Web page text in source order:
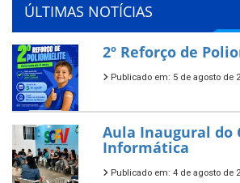
ÚLTIMAS NOTÍCIAS
2º Reforço de
Publicado em: 5 de agosto de
Aula Inaugural do
Informática
Publicado em: 4 de agosto de